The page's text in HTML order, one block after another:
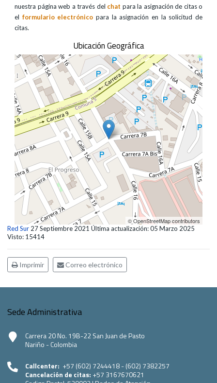
nuestra página web a través del chat para la asignación de citas o
el formulario electrónico para la asignación en la solicitud de
citas.
Ubicación Geográfica
© OpenStreetMap contributors
Red Sur 27 Septiembre 2021 Última actualización: 05 Marzo 2025
Visto: 15414
Imprimir Correo electrónico
Sede Administrativa
Carrera 20 No. 19B-22 San Juan de Pasto
Nariño - Colombia
Callcenter: +57 (602) 7244418 - (602) 7382257
Cancelación de citas: +57 3167670621